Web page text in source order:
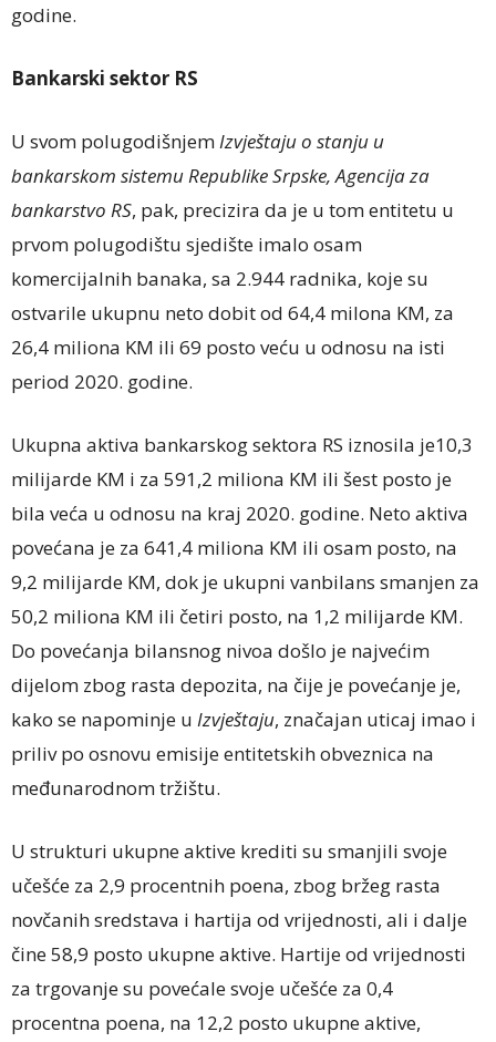
godine.
Bankarski sektor RS
U svom polugodišnjem Izvještaju o stanju u
bankarskom sistemu Republike Srpske, Agencija za
bankarstvo RS, pak, precizira da je u tom entitetu u
prvom polugodištu sjedište imalo osam
komercijalnih banaka, sa 2.944 radnika, koje su
ostvarile ukupnu neto dobit od 64,4 milona KM, za
26,4 miliona KM ili 69 posto veću u odnosu na isti
period 2020. godine.
Ukupna aktiva bankarskog sektora RS iznosila je10,3
milijarde KM i za 591,2 miliona KM ili šest posto je
bila veća u odnosu na kraj 2020. godine. Neto aktiva
povećana je za 641,4 miliona KM ili osam posto, na
9,2 milijarde KM, dok je ukupni vanbilans smanjen za
50,2 miliona KM ili četiri posto, na 1,2 milijarde KM.
Do povećanja bilansnog nivoa došlo je najvećim
dijelom zbog rasta depozita, na čije je povećanje je,
kako se napominje u Izvještaju, značajan uticaj imao i
priliv po osnovu emisije entitetskih obveznica na
međunarodnom tržištu.
U strukturi ukupne aktive krediti su smanjili svoje
učešće za 2,9 procentnih poena, zbog bržeg rasta
novčanih sredstava i hartija od vrijednosti, ali i dalje
čine 58,9 posto ukupne aktive. Hartije od vrijednosti
za trgovanje su povećale svoje učešće za 0,4
procentna poena, na 12,2 posto ukupne aktive,